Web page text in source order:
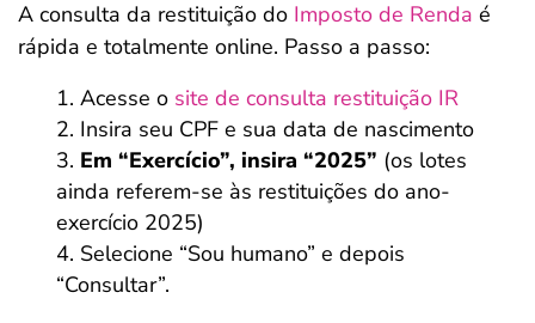
A consulta da restituição do Imposto de Renda é
rápida e totalmente online. Passo a passo:
Acesse o site de consulta restituição IR
Insira seu CPF e sua data de nascimento
Em “Exercício”, insira “2025” (os lotes
ainda referem-se às restituições do ano-
exercício 2025)
Selecione “Sou humano” e depois
“Consultar”.